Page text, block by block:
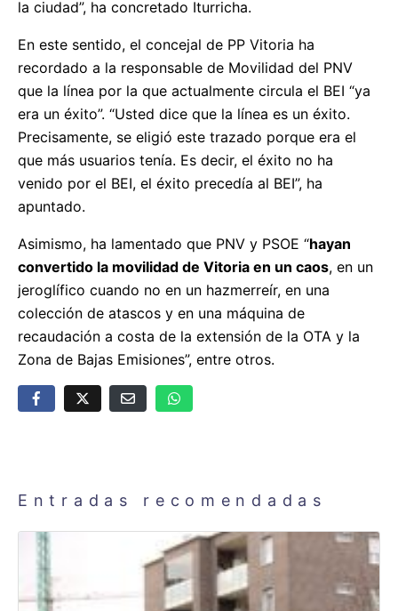
la ciudad”, ha concretado Iturricha.
En este sentido, el concejal de PP Vitoria ha
recordado a la responsable de Movilidad del PNV
que la línea por la que actualmente circula el BEI “ya
era un éxito”. “Usted dice que la línea es un éxito.
Precisamente, se eligió este trazado porque era el
que más usuarios tenía. Es decir, el éxito no ha
venido por el BEI, el éxito precedía al BEI”, ha
apuntado.
Asimismo, ha lamentado que PNV y PSOE “hayan
convertido la movilidad de Vitoria en un caos, en un
jeroglífico cuando no en un hazmerreír, en una
colección de atascos y en una máquina de
recaudación a costa de la extensión de la OTA y la
Zona de Bajas Emisiones”, entre otros.
Entradas recomendadas